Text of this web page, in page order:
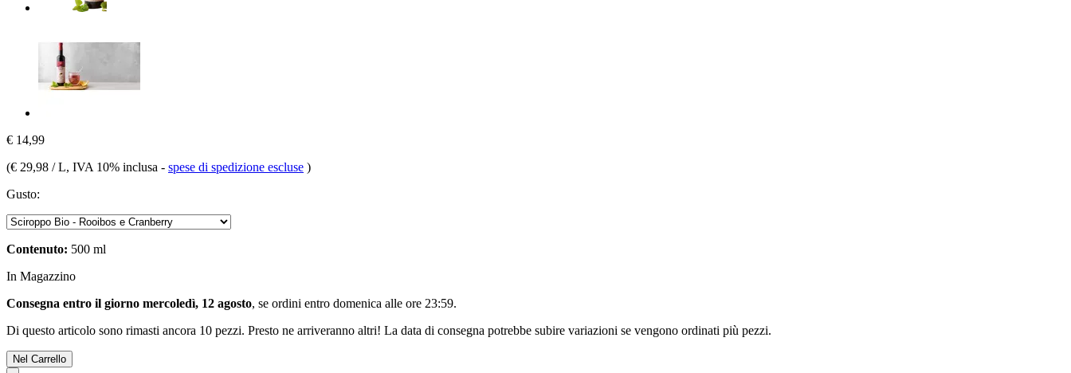
€ 14,99
(€ 29,98 / L, IVA 10% inclusa - spese di spedizione escluse )
Gusto:
Contenuto: 500 ml
In Magazzino
Consegna entro il giorno mercoledì, 12 agosto, se ordini entro domenica alle ore 23:59.
Di questo articolo sono rimasti ancora 10 pezzi. Presto ne arriveranno altri! La data di consegna potrebbe subire variazioni se vengono ordinati più pezzi.
Nel Carrello